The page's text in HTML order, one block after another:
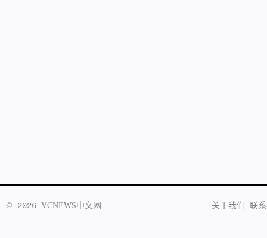
© 2026 VCNEWS中文网 关于我们 联